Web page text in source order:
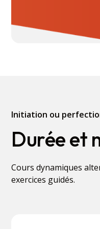
Initiation ou
Durée et
Cours dynamiques
exercices guidés.